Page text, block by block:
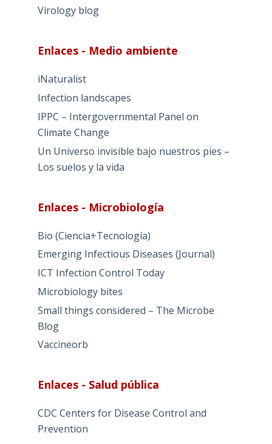
Virology blog
Enlaces - Medio ambiente
iNaturalist
Infection landscapes
IPPC – Intergovernmental Panel on
Climate Change
Un Universo invisible bajo nuestros pies –
Los suelos y la vida
Enlaces - Microbiología
Bio (Ciencia+Tecnología)
Emerging Infectious Diseases (Journal)
ICT Infection Control Today
Microbiology bites
Small things considered – The Microbe
Blog
Vaccineorb
Enlaces - Salud pública
CDC Centers for Disease Control and
Prevention